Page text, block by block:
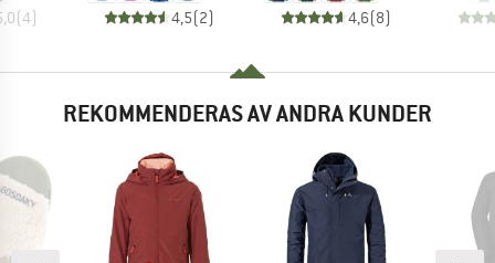
(4)
4,5(2)
4,6(8)
REKOMMENDERAS AV ANDRA KUNDER